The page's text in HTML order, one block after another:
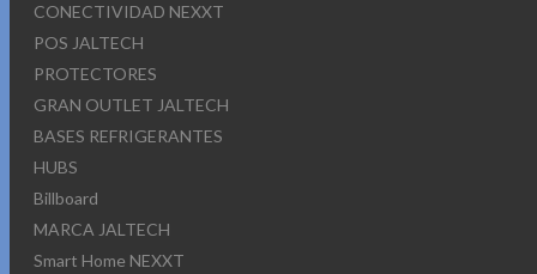
CONECTIVIDAD NEXXT
POS JALTECH
PROTECTORES
GRAN OUTLET JALTECH
BASES REFRIGERANTES
HUBS
Billboard
MARCA JALTECH
Smart Home NEXXT